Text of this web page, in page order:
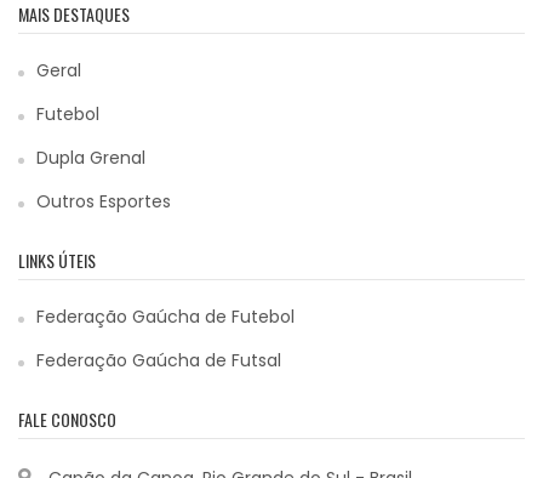
MAIS DESTAQUES
Geral
Futebol
Dupla Grenal
Outros Esportes
LINKS ÚTEIS
Federação Gaúcha de Futebol
Federação Gaúcha de Futsal
FALE CONOSCO